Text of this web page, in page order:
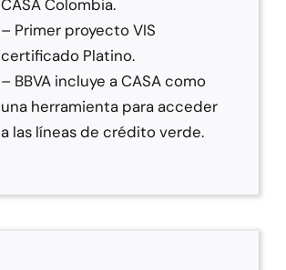
CASA Colombia.
– Primer proyecto VIS
certificado Platino.
– BBVA incluye a CASA como
una herramienta para acceder
a las líneas de crédito verde.